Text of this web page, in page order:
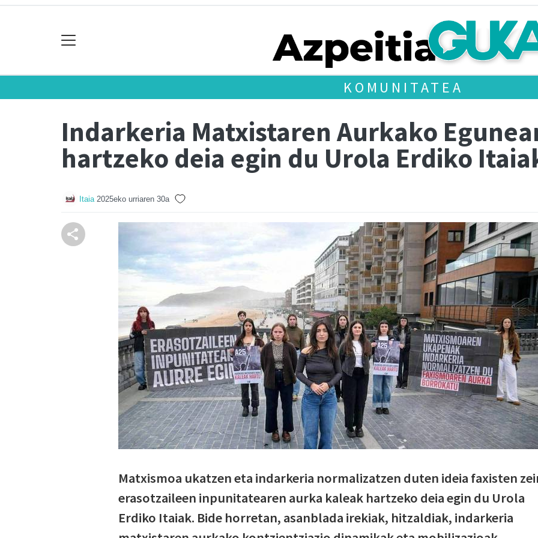
KOMUNITATEA
Indarkeria Matxistaren Aurkako
hartzeko deia egin du Urola Erdiko
Itaia 2025eko urriaren 30a
Matxismoa ukatzen eta indarkeria normalizatzen duten ideia faxisten
erasotzaileen inpunitatearen aurka kaleak hartzeko deia egin du Urola
Erdiko Itaiak. Bide horretan, asanblada irekiak, hitzaldiak, indarkeria